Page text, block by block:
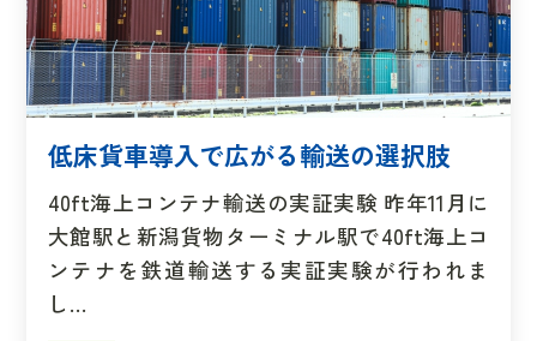
低床貨車導入で広がる輸送の選択肢
40ft海上コンテナ輸送の実証実験 昨年11月に
大館駅と新潟貨物ターミナル駅で40ft海上コ
ンテナを鉄道輸送する実証実験が行われま
し…